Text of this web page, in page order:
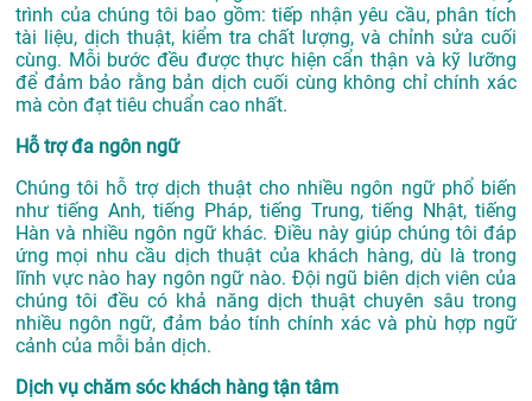
trình của chúng tôi bao gồm: tiếp nhận yêu cầu, phân tích
tài liệu, dịch thuật, kiểm tra chất lượng, và chỉnh sửa cuối
cùng. Mỗi bước đều được thực hiện cẩn thận và kỹ lưỡng
để đảm bảo rằng bản dịch cuối cùng không chỉ chính xác
mà còn đạt tiêu chuẩn cao nhất.
Hỗ trợ đa ngôn ngữ
Chúng tôi hỗ trợ dịch thuật cho nhiều ngôn ngữ phổ biến
như tiếng Anh, tiếng Pháp, tiếng Trung, tiếng Nhật, tiếng
Hàn và nhiều ngôn ngữ khác. Điều này giúp chúng tôi đáp
ứng mọi nhu cầu dịch thuật của khách hàng, dù là trong
lĩnh vực nào hay ngôn ngữ nào. Đội ngũ biên dịch viên của
chúng tôi đều có khả năng dịch thuật chuyên sâu trong
nhiều ngôn ngữ, đảm bảo tính chính xác và phù hợp ngữ
cảnh của mỗi bản dịch.
Dịch vụ chăm sóc khách hàng tận tâm